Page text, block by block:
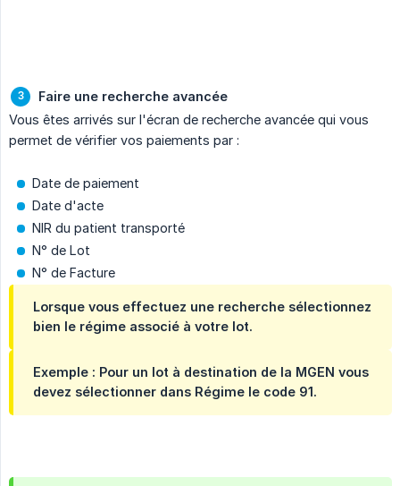
Faire une recherche avancée
Vous êtes arrivés sur l'écran de recherche avancée qui vous
permet de vérifier vos paiements par :
Date de paiement
Date d'acte
NIR du patient transporté
N° de Lot
N° de Facture
Lorsque vous effectuez une recherche sélectionnez
bien le régime associé à votre lot.
Exemple : Pour un lot à destination de la MGEN vous
devez sélectionner dans Régime le code 91.